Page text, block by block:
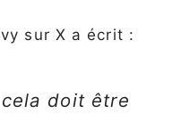
sur X a écrit :
doit être